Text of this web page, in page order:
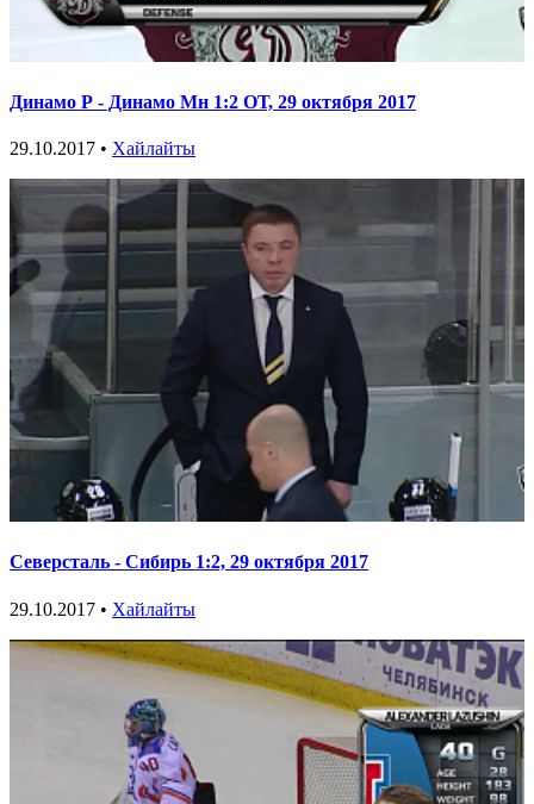
Динамо Р - Динамо Мн 1:2 ОТ, 29 октября 2017
29.10.2017 • Хайлайты
Северсталь - Сибирь 1:2, 29 октября 2017
29.10.2017 • Хайлайты